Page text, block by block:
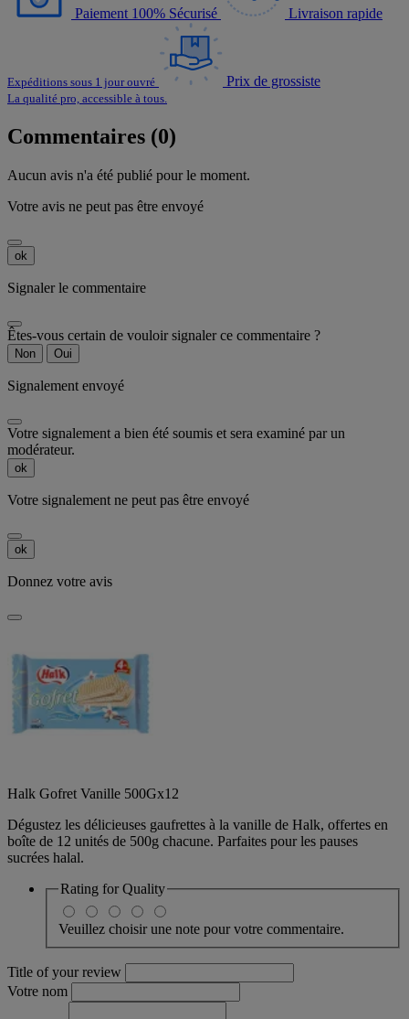
Paiement 100% Sécurisé Livraison rapide
Expéditions sous 1 jour ouvré Prix de grossiste
La qualité pro, accessible à tous.
Commentaires (0)
Aucun avis n'a été publié pour le moment.
Votre avis ne peut pas être envoyé
ok
Signaler le commentaire
Êtes-vous certain de vouloir signaler ce commentaire ?
Non Oui
Signalement envoyé
Votre signalement a bien été soumis et sera examiné par un
modérateur.
ok
Votre signalement ne peut pas être envoyé
ok
Donnez votre avis
Halk Gofret Vanille 500Gx12
Dégustez les délicieuses gaufrettes à la vanille de Halk, offertes en
boîte de 12 unités de 500g chacune. Parfaites pour les pauses
sucrées halal.
Rating forQuality
Veuillez choisir une note pour votre commentaire.
Title of your review
Votre nom